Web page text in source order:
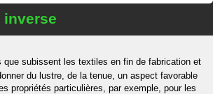
inverse
que subissent les textiles en fin de fabrication et
du lustre, de la tenue, un aspect favorable
propriétés particulières, par exemple, pour les